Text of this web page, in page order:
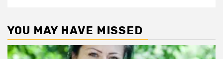
YOU MAY HAVE MISSED